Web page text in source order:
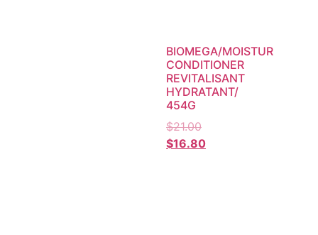
BIOMEGA/MOISTUR
CONDITIONER
REVITALISANT
HYDRATANT/
454G
$21.00
$16.80